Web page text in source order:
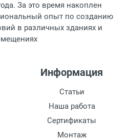
За это время накоплен
опыт по созданию
в различных зданиях и
Информация
Статьи
Наша работа
Сертификаты
Монтаж